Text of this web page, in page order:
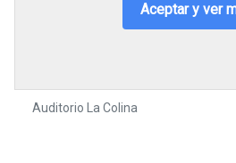
Aceptar y ver
Auditorio La Colina